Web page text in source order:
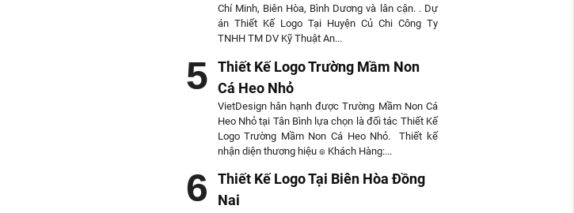
Chí Minh, Biên Hòa, Bình Dương và lân cận. . Dự
án Thiết Kế Logo Tại Huyện Củ Chi Công Ty
TNHH TM DV Kỹ Thuật An...
Thiết Kế Logo Trường Mầm Non
Cá Heo Nhỏ
VietDesign hân hạnh được Trường Mầm Non Cá
Heo Nhỏ tại Tân Bình lựa chọn là đối tác Thiết Kế
Logo Trường Mầm Non Cá Heo Nhỏ. Thiết kế
nhận diện thương hiệu ๏ Khách Hàng:...
Thiết Kế Logo Tại Biên Hòa Đồng
Nai